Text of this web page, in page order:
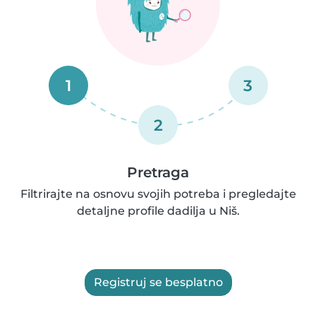
1
2
3
Pretraga
Filtrirajte na osnovu svojih potreba i pregledajte
detaljne profile dadilja u Niš.
Registruj se besplatno